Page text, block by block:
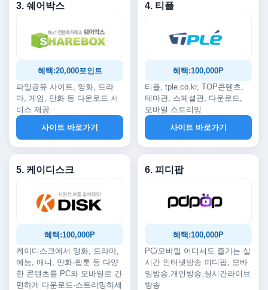
3. 쉐어박스
혜택:20,000포인트
파일공유 사이트, 영화, 드라
마, 게임, 만화 등 다운로드 서
비스 제공
사이트 바로가기
4. 티플
혜택:100,000P
티플, tple.co.kr, TOP콘텐츠,
테마관, 스페셜관, 다운로드,
모바일 스트리밍
사이트 바로가기
5. 케이디스크
혜택:100,000P
케이디스크에서 영화, 드라마,
예능, 애니, 만화·웹툰 등 다양
한 콘텐츠를 PC와 모바일로 간
편하게 다운로드·스트리밍하세
6. 피디팝
혜택:100,000P
PC/모바일 어디서도 즐기는 실
시간 인터넷방송 피디팝, 모바
일방송,개인방송,실시간라이브
방송